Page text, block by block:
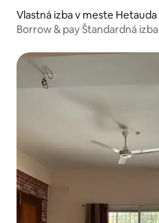
Vlastná izba v meste Hetauda
Borrow & pay Štandardná izba